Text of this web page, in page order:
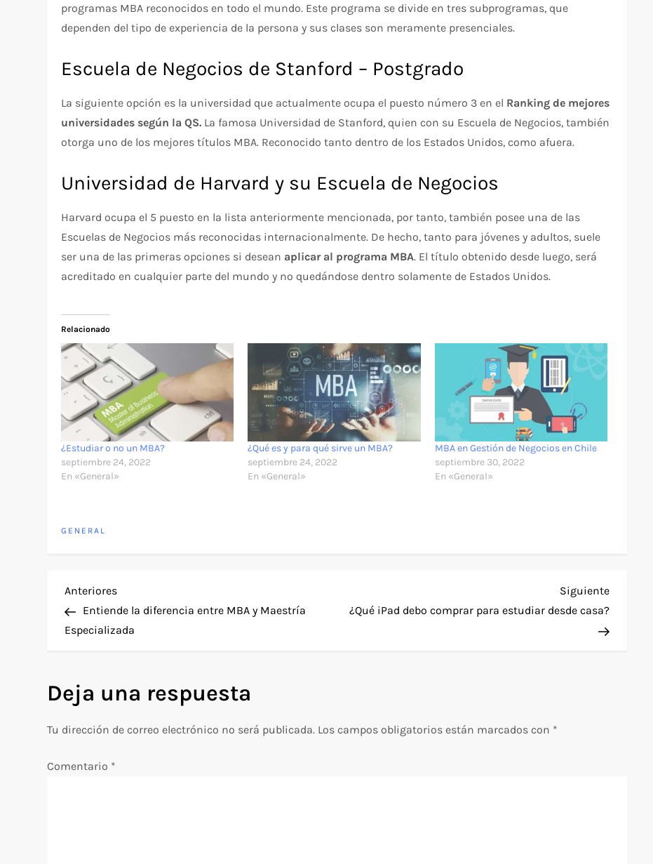
programas MBA reconocidos en todo el mundo. Este programa se divide en tres subprogramas, que
dependen del tipo de experiencia de la persona y sus clases son meramente presenciales.
Escuela de Negocios de Stanford – Postgrado
La siguiente opción es la universidad que actualmente ocupa el puesto número 3 en el Ranking de mejores
universidades según la QS. La famosa Universidad de Stanford, quien con su Escuela de Negocios, también
otorga uno de los mejores títulos MBA. Reconocido tanto dentro de los Estados Unidos, como afuera.
Universidad de Harvard y su Escuela de Negocios
Harvard ocupa el 5 puesto en la lista anteriormente mencionada, por tanto, también posee una de las
Escuelas de Negocios más reconocidas internacionalmente. De hecho, tanto para jóvenes y adultos, suele
ser una de las primeras opciones si desean aplicar al programa MBA. El título obtenido desde luego, será
acreditado en cualquier parte del mundo y no quedándose dentro solamente de Estados Unidos.
Relacionado
¿Estudiar o no un MBA?
septiembre 24, 2022
En «General»
¿Qué es y para qué sirve un MBA?
septiembre 24, 2022
En «General»
MBA en Gestión de Negocios en Chile
septiembre 30, 2022
En «General»
GENERAL
N
a
e
g
a
Entrada
anterior
Anteriores
Entiende la diferencia entre MBA y Maestría
Especializada
Siguiente
entrada
Siguiente
¿Qué iPad debo comprar para estudiar desde casa?
Deja una respuesta
Tu dirección de correo electrónico no será publicada. Los campos obligatorios están marcados con *
Comentario *